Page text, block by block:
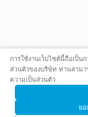
การใช้งานเว็บไซต์นี้ถือเป็น
ส่วนตัวของบริษัท ท่านสามา
ความเป็นส่วนตัว
ย